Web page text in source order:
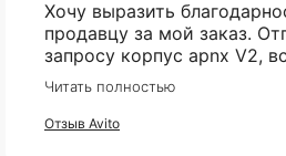
Хочу выразить
продавцу за мой заказ.
запросу корпус apnx V2,
идеале. Ценник более чем
Все доехало в
Читать полностью
Отзыв Avito